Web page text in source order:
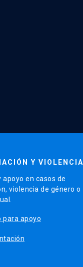
Y VIOLENCIA
apoyo en casos de
violencia de género o
para apoyo